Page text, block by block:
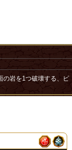
の岩を1つ破壊する、ピ